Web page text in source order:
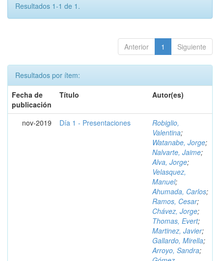
Resultados 1-1 de 1.
Anterior 1 Siguiente
Resultados por ítem:
Fecha de
publicación
Título Autor(es)
nov-2019 Día 1 - Presentaciones
Robiglio,
Valentina;
Watanabe, Jorge;
Nalvarte, Jaime;
Alva, Jorge;
Velasquez,
Manuel;
Ahumada, Carlos;
Ramos, Cesar;
Chávez, Jorge;
Thomas, Evert;
Martinez, Javier;
Gallardo, Mirella;
Arroyo, Sandra;